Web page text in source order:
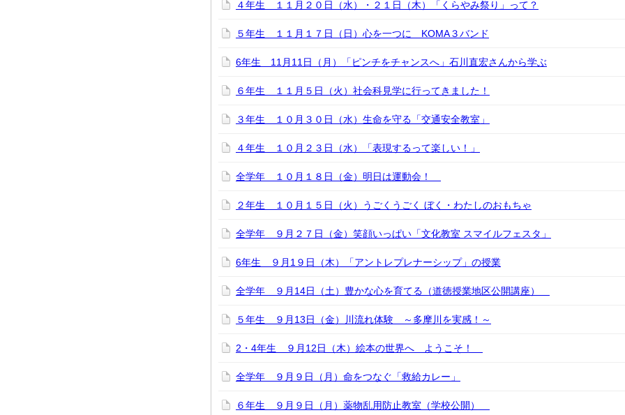
４年生 １１月２０日（水）・２１日（木）「くらやみ祭り」って？
５年生 １１月１７日（日）心を一つに KOMA３バンド
6年生 11月11日（月）「ピンチをチャンスへ」石川直宏さんから学ぶ
６年生 １１月５日（火）社会科見学に行ってきました！
３年生 １０月３０日（水）生命を守る「交通安全教室」
４年生 １０月２３日（水）「表現するって楽しい！」
全学年 １０月１８日（金）明日は運動会！
２年生 １０月１５日（火）うごくうごく ぼく・わたしのおもちゃ
全学年 ９月２７日（金）笑顔いっぱい「文化教室 スマイルフェスタ」
6年生 ９月1９日（木）「アントレプレナーシップ」の授業
全学年 ９月14日（土）豊かな心を育てる（道徳授業地区公開講座）
５年生 ９月13日（金）川流れ体験 ～多摩川を実感！～
2・4年生 ９月12日（木）絵本の世界へ ようこそ！
全学年 ９月９日（月）命をつなぐ「救給カレー」
６年生 ９月９日（月）薬物乱用防止教室（学校公開）